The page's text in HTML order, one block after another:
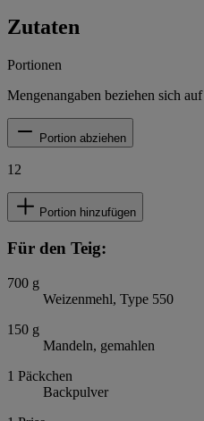
Zutaten
Portionen
Mengenangaben beziehen sich auf
Portion abziehen
12
Portion hinzufügen
Für den Teig:
700 g
Weizenmehl, Type 550
150 g
Mandeln, gemahlen
1 Päckchen
Backpulver